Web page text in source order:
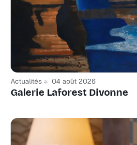
Actualités 04 août 2026
Galerie Laforest Divonne